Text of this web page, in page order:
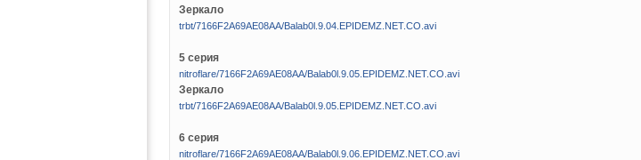
Зеркало
trbt/7166F2A69AE08AA/Balab0l.9.04.EPIDEMZ.NET.CO.avi
5 серия
nitroflare/7166F2A69AE08AA/Balab0l.9.05.EPIDEMZ.NET.CO.avi
Зеркало
trbt/7166F2A69AE08AA/Balab0l.9.05.EPIDEMZ.NET.CO.avi
6 серия
nitroflare/7166F2A69AE08AA/Balab0l.9.06.EPIDEMZ.NET.CO.avi